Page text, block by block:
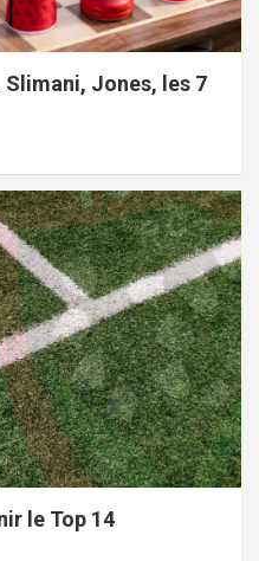
Slimani, Jones, les 7
le Top 14